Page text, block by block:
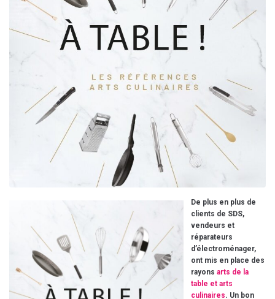
De plus en plus de
clients de SDS,
vendeurs et
réparateurs
d’électroménager,
ont mis en place des
rayons arts de la
table et arts
culinaires. Un bon